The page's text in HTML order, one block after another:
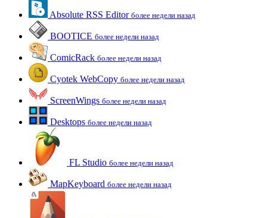
Absolute RSS Editor более недели назад
BOOTICE более недели назад
ComicRack более недели назад
Cyotek WebCopy более недели назад
ScreenWings более недели назад
Desktops более недели назад
FL Studio более недели назад
MapKeyboard более недели назад